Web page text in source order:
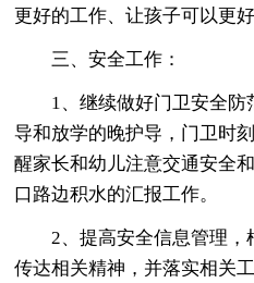
更好的工作、让孩子可以更好
三、安全工作：
1、继续做好门卫安全
导和放学的晚护导，门卫时
醒家长和幼儿注意交通安全
口路边积水的汇报工作。
2、提高安全信息管理
传达相关精神，并落实相关